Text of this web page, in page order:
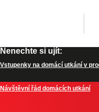
Nenechte si ujít:
Vstupenky na domácí utkání v
Návštěvní řád domácích utkání